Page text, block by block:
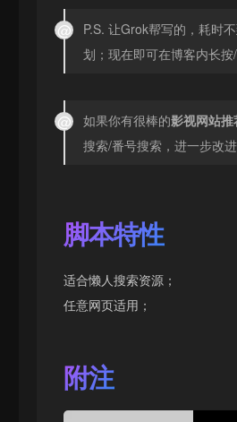
P.S. 让Grok帮写的，耗时
划；现在即可在博客内长按
如果你有很棒的影视网站推
搜索/番号搜索，进一步改进
脚本特性
适合懒人搜索资源；
任意网页适用；
附注